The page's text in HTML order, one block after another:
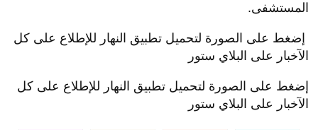
المستشفى.
إضغط على الصورة لتحميل تطبيق النهار للإطلاع على كل
الآخبار على البلاي ستور
إضغط على الصورة لتحميل تطبيق النهار للإطلاع على كل
الآخبار على البلاي ستور